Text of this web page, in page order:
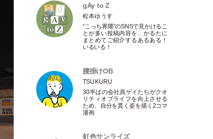
gAy to Z
松本ゆうす
“こっち界隈”のSNSで見かけるこ
とが多い投稿内容を、かるたに
まとめてご紹介するあるある！
いるいる！
腰掛けOB
TSUKURU
30半ばの会社員ゲイたちがクオ
リティオブライフを向上させる
ため、自分を貫く姿を描く2コマ
漫画
虹色サンライズ